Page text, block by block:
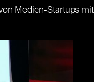
Medien-Startups mit